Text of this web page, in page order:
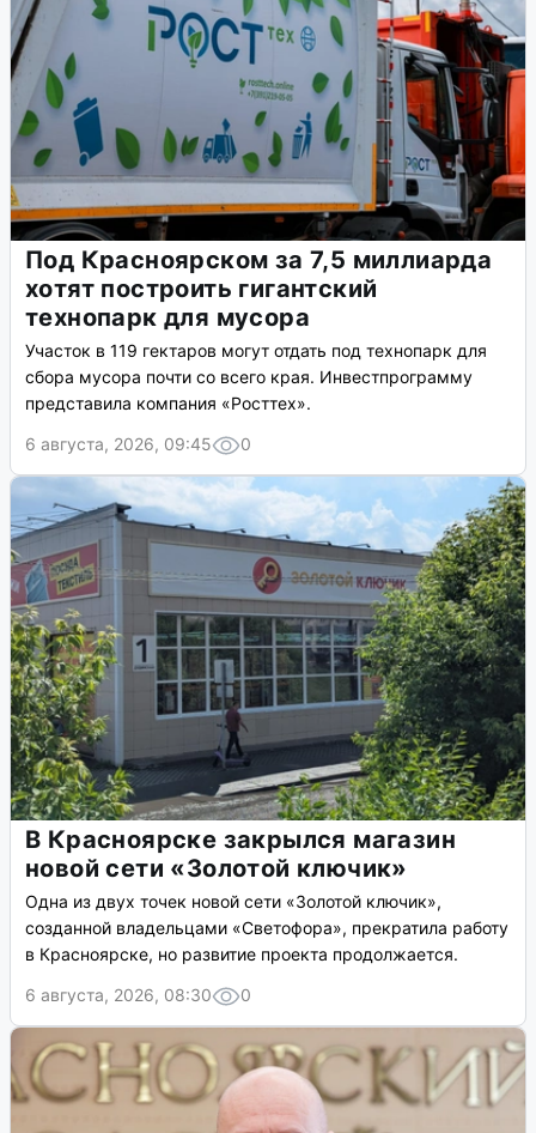
Под Красноярском за 7,5 миллиарда
хотят построить гигантский
технопарк для мусора
Участок в 119 гектаров могут отдать под технопарк для
сбора мусора почти со всего края. Инвестпрограмму
представила компания «Росттех».
6 августа, 2026, 09:45
0
В Красноярске закрылся магазин
новой сети «Золотой ключик»
Одна из двух точек новой сети «Золотой ключик»,
созданной владельцами «Светофора», прекратила работу
в Красноярске, но развитие проекта продолжается.
6 августа, 2026, 08:30
0